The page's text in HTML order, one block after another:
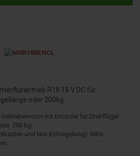
R18 18 V DC für
oder 200kg
mit Encoder für Drehflügel
200 kg
und Not-Entriegelung). Bitte